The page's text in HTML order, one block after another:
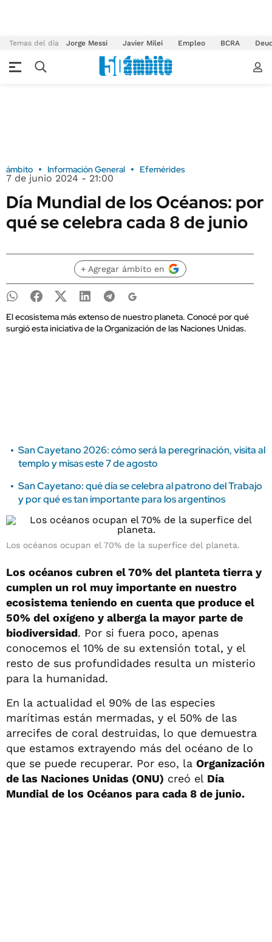
Temas del día Jorge Messi Javier Milei Empleo BCRA
ámbito Información General Efemérides
7 de junio 2024 - 21:00
Día Mundial de los Océanos: por
qué se celebra cada 8 de junio
+ Agregar ámbito en
El ecosistema más extenso de nuestro planeta. Conocé por qué
surgió esta iniciativa de la Organización de las Naciones Unidas.
San Cayetano 2026: cómo será la peregrinación, visita al
templo y misas este 7 de agosto
San Cayetano: qué día se celebra al patrono del Trabajo
y por qué es tan importante para los argentinos
Los océanos ocupan el 70% de la superfice del planeta.
Los océanos cubren el 70% del planteta tierra y
cumplen un rol muy importante en nuestro
ecosistema teniendo en cuenta que produce el
50% del oxígeno y alberga la mayor parte de
biodiversidad. Por si fuera poco, apenas
conocemos el 10% de su extensión total, y el
resto de sus profundidades resulta un misterio
para la humanidad.
En la actualidad el 90% de las especies
marítimas están mermadas, y el 50% de las
arrecifes de coral destruidas, lo que demuestra
que estamos extrayendo más del océano de lo
que se puede recuperar. Por eso, la Organización
de las Naciones Unidas (ONU) creó el Día
Mundial de los Océanos para cada 8 de junio.